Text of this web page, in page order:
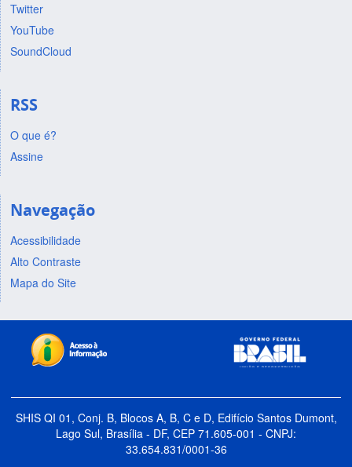
Twitter
YouTube
SoundCloud
RSS
O que é?
Assine
Navegação
Acessibilidade
Alto Contraste
Mapa do Site
SHIS QI 01, Conj. B, Blocos A, B, C e D, Edifício Santos Dumont,
Lago Sul, Brasília - DF, CEP 71.605-001 - CNPJ:
33.654.831/0001-36